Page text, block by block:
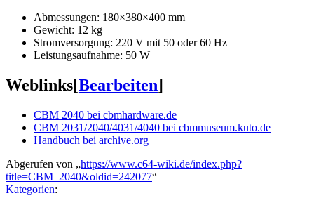
Abmessungen: 180×380×400 mm
Gewicht: 12 kg
Stromversorgung: 220 V mit 50 oder 60 Hz
Leistungsaufnahme: 50 W
Weblinks[Bearbeiten]
CBM 2040 bei cbmhardware.de
CBM 2031/2040/4031/4040 bei cbmmuseum.kuto.de
Handbuch bei archive.org
Abgerufen von „https://www.c64-wiki.de/index.php?
title=CBM_2040&oldid=242077“
Kategorien: